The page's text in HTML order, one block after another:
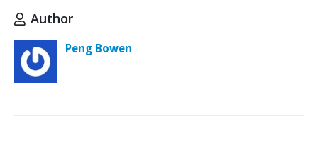
Author
Peng Bowen